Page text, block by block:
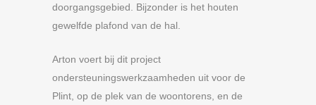
doorgangsgebied. Bijzonder is het houten
gewelfde plafond van de hal.
Arton voert bij dit project
ondersteuningswerkzaamheden uit voor de
Plint, op de plek van de woontorens, en de